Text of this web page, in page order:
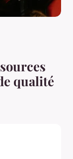
qualité